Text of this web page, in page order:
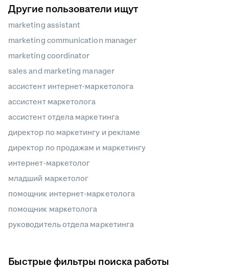
Другие пользователи ищут
marketing assistant
marketing communication manager
marketing coordinator
sales and marketing manager
ассистент интернет-маркетолога
ассистент маркетолога
ассистент отдела маркетинга
директор по маркетингу и рекламе
директор по продажам и маркетингу
интернет-маркетолог
младший маркетолог
помощник интернет-маркетолога
помощник маркетолога
руководитель отдела маркетинга
Быстрые фильтры поиска работы